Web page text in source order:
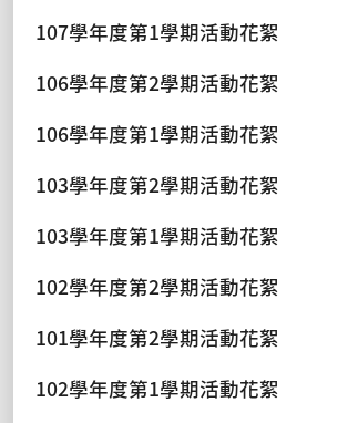
107學年度第1學期活動花絮
106學年度第2學期活動花絮
106學年度第1學期活動花絮
103學年度第2學期活動花絮
103學年度第1學期活動花絮
102學年度第2學期活動花絮
101學年度第2學期活動花絮
102學年度第1學期活動花絮